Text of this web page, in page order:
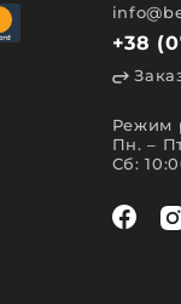
+38
Режим
Пн. –
Сб: